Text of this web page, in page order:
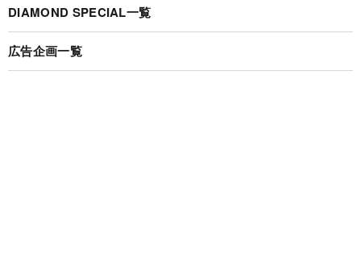
DIAMOND SPECIAL一覧
広告企画一覧